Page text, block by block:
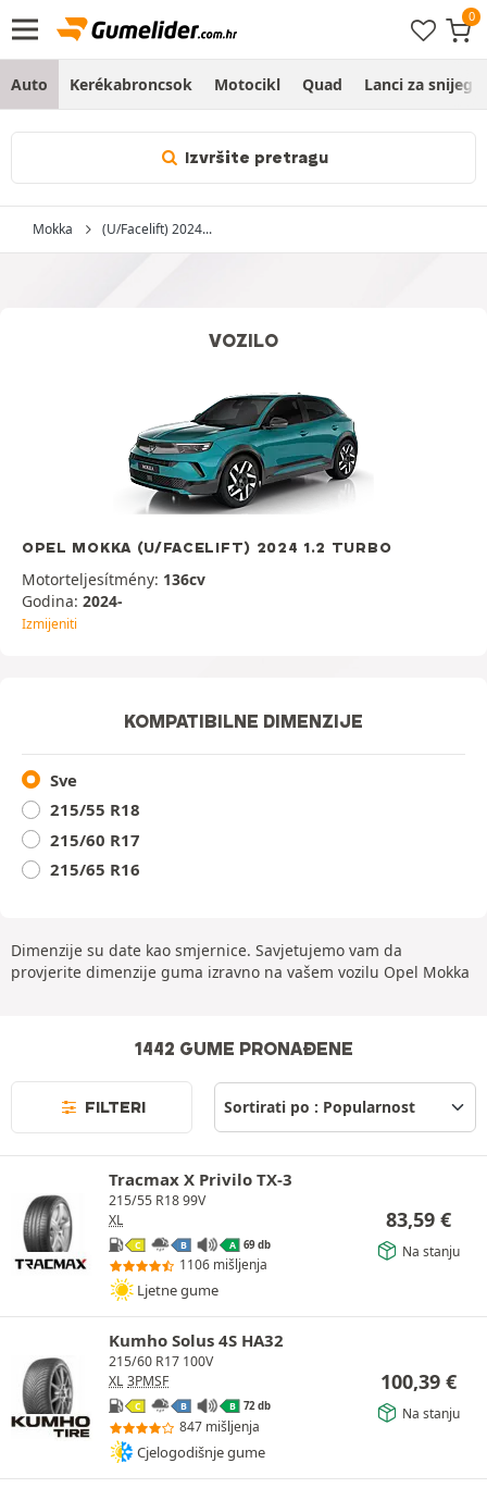
Auto Kerékabroncsok Motocikl Quad Lanci za snijeg
Izvršite pretragu
Mokka (U/Facelift) 2024...
VOZILO
OPEL MOKKA (U/FACELIFT) 2024 1.2 TURBO
Motorteljesítmény: 136cv
Godina: 2024-
Izmijeniti
KOMPATIBILNE DIMENZIJE
Sve
215/55 R18
215/60 R17
215/65 R16
Dimenzije su date kao smjernice. Savjetujemo vam da
provjerite dimenzije guma izravno na vašem vozilu Opel Mokka
1442 GUME PRONAĐENE
FILTERI
Tracmax X Privilo TX-3
215/55 R18 99V
XL
C B A 69 db
1106 mišljenja
Ljetne gume
83,59 €
Na stanju
Kumho Solus 4S HA32
215/60 R17 100V
XL 3PMSF
C B B 72 db
847 mišljenja
Cjelogodišnje gume
100,39 €
Na stanju